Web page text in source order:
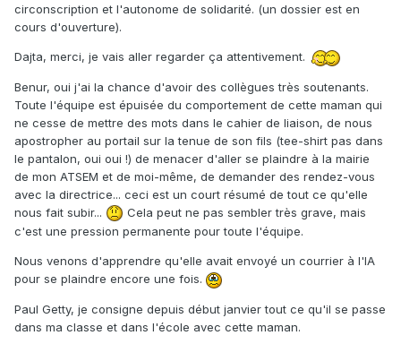
circonscription et l'autonome de solidarité. (un dossier est en
cours d'ouverture).
Dajta, merci, je vais aller regarder ça attentivement.
Benur, oui j'ai la chance d'avoir des collègues très soutenants.
Toute l'équipe est épuisée du comportement de cette maman qui
ne cesse de mettre des mots dans le cahier de liaison, de nous
apostropher au portail sur la tenue de son fils (tee-shirt pas dans
le pantalon, oui oui !) de menacer d'aller se plaindre à la mairie
de mon ATSEM et de moi-même, de demander des rendez-vous
avec la directrice... ceci est un court résumé de tout ce qu'elle
nous fait subir...
Cela peut ne pas sembler très grave, mais
c'est une pression permanente pour toute l'équipe.
Nous venons d'apprendre qu'elle avait envoyé un courrier à l'IA
pour se plaindre encore une fois.
Paul Getty, je consigne depuis début janvier tout ce qu'il se passe
dans ma classe et dans l'école avec cette maman.